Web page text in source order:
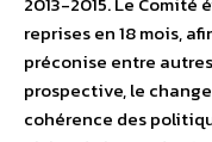
reprises en 18 mois,
préconise entre
prospective, le
cohérence des